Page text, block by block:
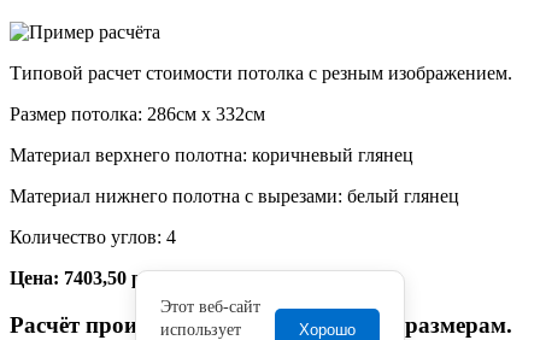
Этот веб-сайт
использует
Хорошо
Типовой расчет стоимости потолка с резным изображением.
Размер потолка: 286см x 332см
Материал верхнего полотна: коричневый глянец
Материал нижнего полотна с вырезами: белый глянец
Количество углов: 4
Цена: 7403,50 руб.
Расчёт произведён по произвольным размерам.